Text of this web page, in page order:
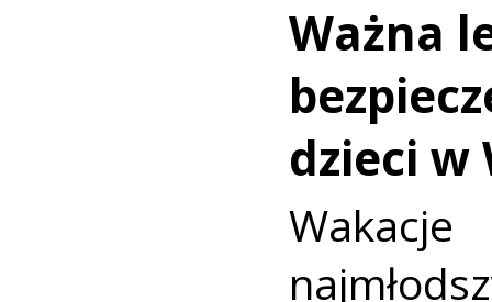
Ważna
dzieci w